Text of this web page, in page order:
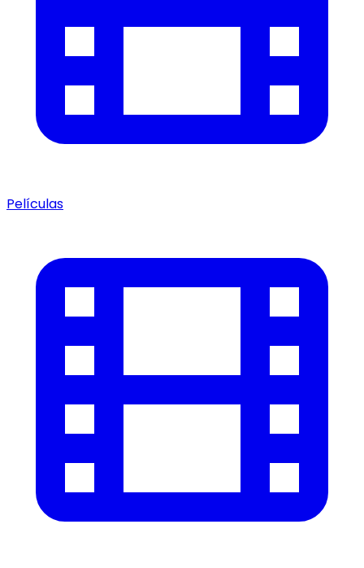
Películas